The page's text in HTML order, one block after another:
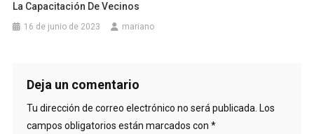
La Capacitación De Vecinos
16 de junio de 2023 mariano
Deja un comentario
Tu dirección de correo electrónico no será publicada. Los
campos obligatorios están marcados con *